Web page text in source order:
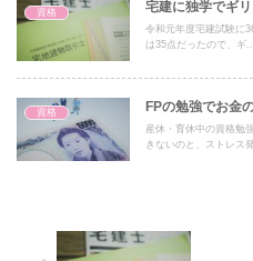
資格 宅建に独学でギ
令和元年度宅建試験に
は35点だったので、ギ...
資格 FPの勉強でお金
産休・育休中の資格勉
きないのと、ストレス